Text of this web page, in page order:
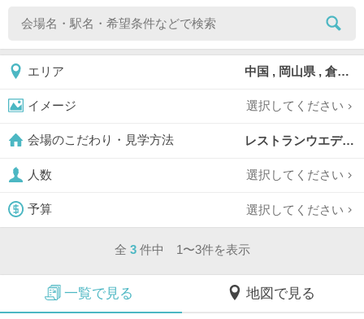
エリア 中国 , 岡山県 , 倉敷
イメージ 選択してください
会場のこだわり・見学方法 レストランウエディング,
人数 選択してください
予算 選択してください
全 3 件中 1〜3件を表示
一覧で見る 地図で見る